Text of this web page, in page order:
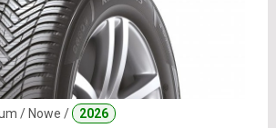
/ Nowe / 2026